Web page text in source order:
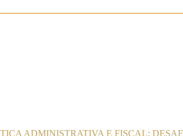
ADMINISTRATIVA E FISCAL: